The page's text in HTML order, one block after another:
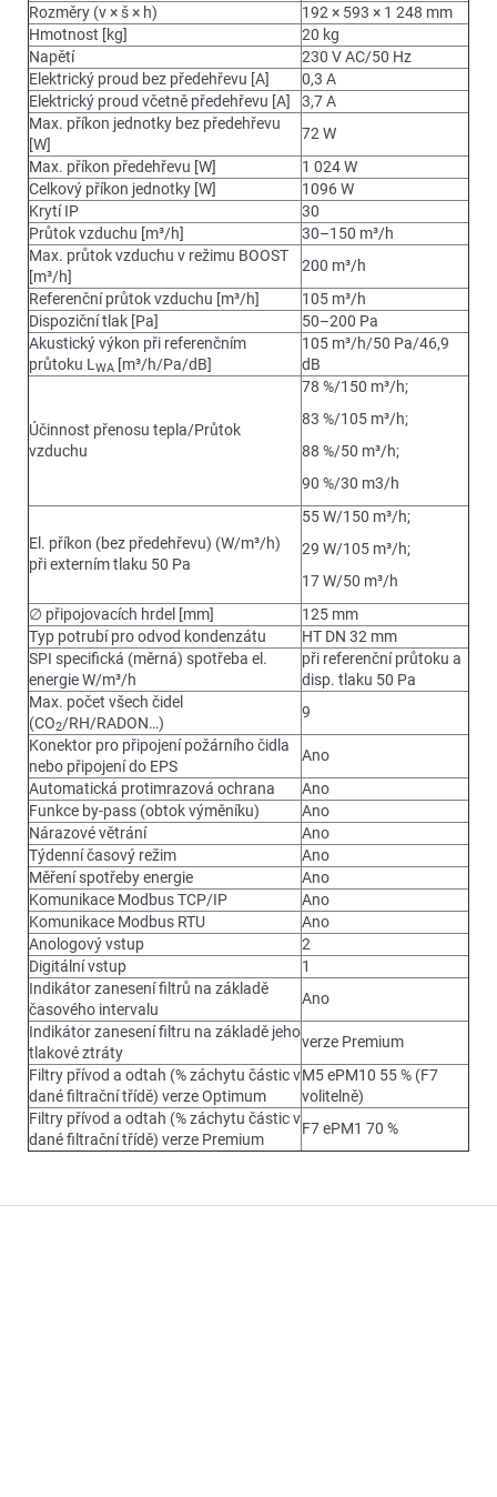
Rozměry (v × š × h)
192 × 593 × 1 248 mm
Hmotnost [kg]
20 kg
Napětí
230 V AC/50 Hz
Elektrický proud bez předehřevu [A]
0,3 A
Elektrický proud včetně předehřevu [A]
3,7 A
Max. příkon jednotky bez předehřevu
[W]
72 W
Max. příkon předehřevu [W]
1 024 W
Celkový příkon jednotky [W]
1096 W
Krytí IP
30
Průtok vzduchu [m³/h]
30–150 m³/h
Max. průtok vzduchu v režimu BOOST
[m³/h]
200 m³/h
Referenční průtok vzduchu [m³/h]
105 m³/h
Dispoziční tlak [Pa]
50–200 Pa
Akustický výkon při referenčním
průtoku L WA [m³/h/Pa/dB]
105 m³/h/50 Pa/46,9
dB
Účinnost přenosu tepla/Průtok
vzduchu
78 %/150 m³/h;
83 %/105 m³/h;
88 %/50 m³/h;
90 %/30 m3/h
El. příkon (bez předehřevu) (W/m³/h)
při externím tlaku 50 Pa
55 W/150 m³/h;
29 W/105 m³/h;
17 W/50 m³/h
∅ připojovacích hrdel [mm]
125 mm
Typ potrubí pro odvod kondenzátu
HT DN 32 mm
SPI specifická (měrná) spotřeba el.
energie W/m³/h
při referenční průtoku a
disp. tlaku 50 Pa
Max. počet všech čidel
(CO2/RH/RADON…)
9
Konektor pro připojení požárního čidla
nebo připojení do EPS
Ano
Automatická protimrazová ochrana
Ano
Funkce by-pass (obtok výměníku)
Ano
Nárazové větrání
Ano
Týdenní časový režim
Ano
Měření spotřeby energie
Ano
Komunikace Modbus TCP/IP
Ano
Komunikace Modbus RTU
Ano
Anologový vstup
2
Digitální vstup
1
Indikátor zanesení filtrů na základě
časového intervalu
Ano
Indikátor zanesení filtru na základě jeho
tlakové ztráty
verze Premium
Filtry přívod a odtah (% záchytu částic v
dané filtrační třídě) verze Optimum
M5 ePM10 55 % (F7
volitelně)
Filtry přívod a odtah (% záchytu částic v
dané filtrační třídě) verze Premium
F7 ePM1 70 %